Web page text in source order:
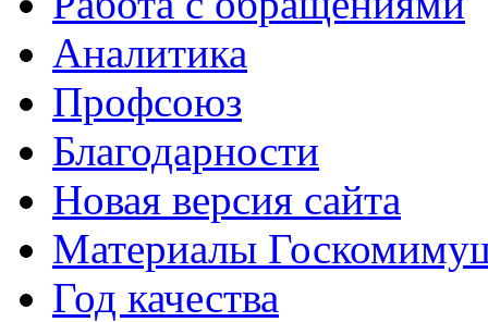
Аналитика
Профсоюз
Благодарности
Новая версия сайта
Материалы
Год качества